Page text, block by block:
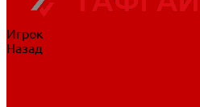
Игрок
Назад